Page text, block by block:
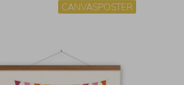
CANVASPOSTER